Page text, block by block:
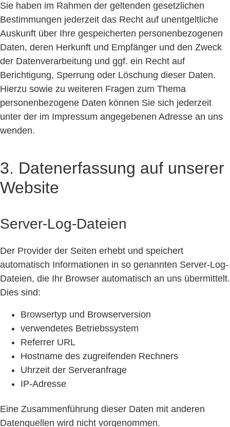
Sie haben im Rahmen der geltenden gesetzlichen
Bestimmungen jederzeit das Recht auf unentgeltliche
Auskunft über Ihre gespeicherten personenbezogenen
Daten, deren Herkunft und Empfänger und den Zweck
der Datenverarbeitung und ggf. ein Recht auf
Berichtigung, Sperrung oder Löschung dieser Daten.
Hierzu sowie zu weiteren Fragen zum Thema
personenbezogene Daten können Sie sich jederzeit
unter der im Impressum angegebenen Adresse an uns
wenden.
3. Datenerfassung auf unserer
Website
Server-Log-Dateien
Der Provider der Seiten erhebt und speichert
automatisch Informationen in so genannten Server-Log-
Dateien, die Ihr Browser automatisch an uns übermittelt.
Dies sind:
Browsertyp und Browserversion
verwendetes Betriebssystem
Referrer URL
Hostname des zugreifenden Rechners
Uhrzeit der Serveranfrage
IP-Adresse
Eine Zusammenführung dieser Daten mit anderen
Datenquellen wird nicht vorgenommen.